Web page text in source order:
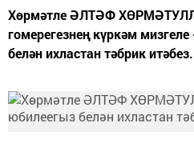
Хөрмәтле ӘЛТӘФ
гомерегезнең күркәм
белән ихластан тәбрик итәбез.